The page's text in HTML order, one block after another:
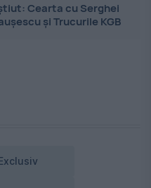
Cearta cu Serghei
și Trucurile KGB
Exclusiv